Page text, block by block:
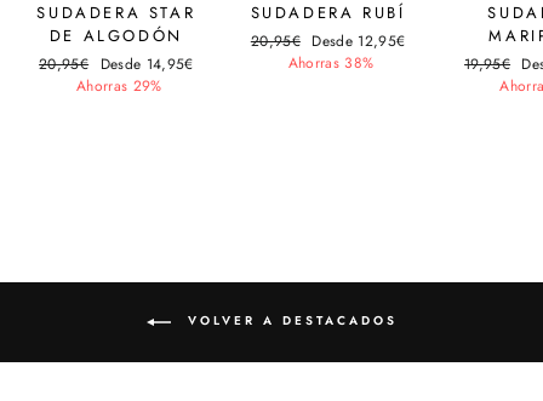
SUDADERA STAR
DE ALGODÓN
Precio
habitual
20,95€
Precio
de
Desde 14,95€
Ahorras 29%
SUDADERA RUBÍ
Precio
habitual
20,95€ Precio
de
Desde 12,95€
Ahorras 38%
Precio
habitual
19,95€
de
VOLVER A DESTACADOS